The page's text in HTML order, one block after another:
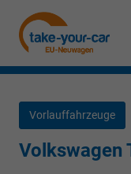
Vorlauffahrzeuge
Volkswagen